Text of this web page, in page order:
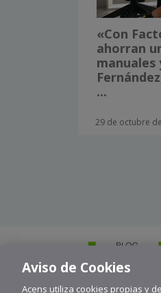
«Con
ahorran
...
29 de octubre
Aviso de Cookies
Acens utiliza cookies propias y